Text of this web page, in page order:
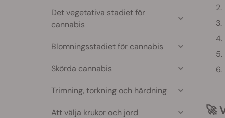
Det vegetativa stadiet för
cannabis
Blomningsstadiet för cannabis
Skörda cannabis
Trimning, torkning och härdning
Att välja krukor och jord